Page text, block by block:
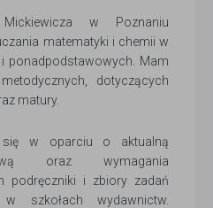
w Poznaniu
matematyki i chemii w
ponadpodstawowych. Mam
dotyczących
matury.
się w oparciu o aktualną
oraz wymagania
podręczniki i zbiory zadań
szkołach wydawnictw.